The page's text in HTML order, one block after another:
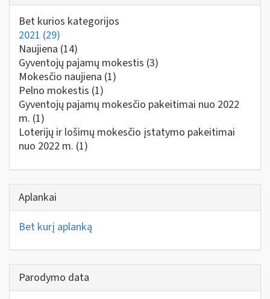
Bet kurios kategorijos
2021 (29)
Naujiena (14)
Gyventojų pajamų mokestis (3)
Mokesčio naujiena (1)
Pelno mokestis (1)
Gyventojų pajamų mokesčio pakeitimai nuo 2022
m. (1)
Loterijų ir lošimų mokesčio įstatymo pakeitimai
nuo 2022 m. (1)
Aplankai
Bet kurį aplanką
Parodymo data